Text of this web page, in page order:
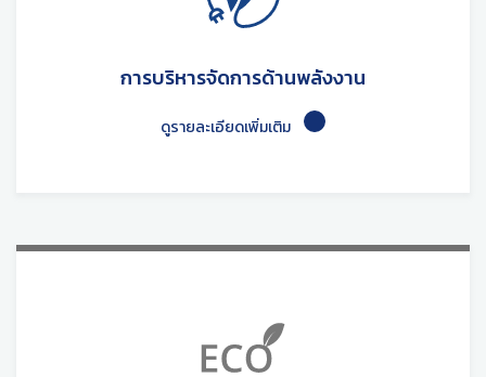
การบริหารจัดการด้านพลังงาน
ดูรายละเอียดเพิ่มเติม